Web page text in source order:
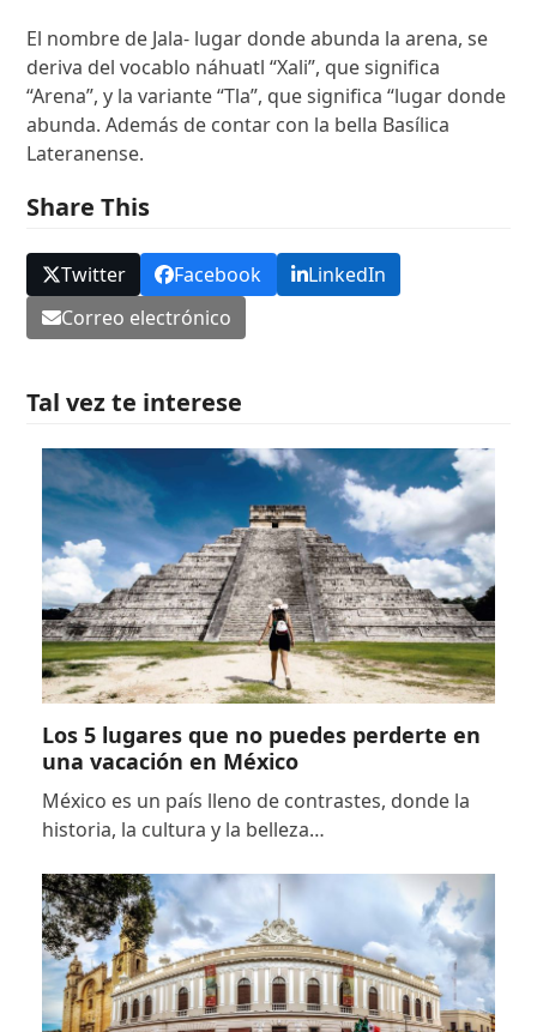
El nombre de Jala- lugar donde abunda la arena, se
deriva del vocablo náhuatl “Xali”, que significa
“Arena”, y la variante “Tla”, que significa “lugar donde
abunda. Además de contar con la bella Basílica
Lateranense.
Share This
Twitter Facebook
LinkedIn
Correo electrónico
Tal vez te interese
Los 5 lugares que no puedes perderte en
una vacación en México
México es un país lleno de contrastes, donde la
historia, la cultura y la belleza…